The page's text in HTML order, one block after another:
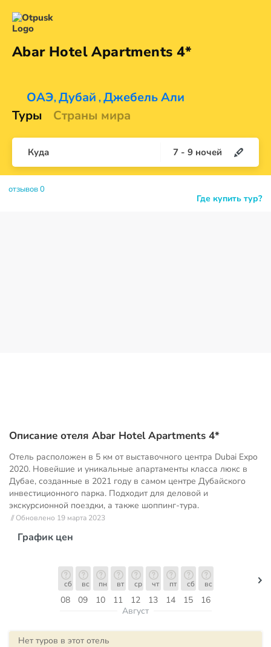
Abar HotelApartments 4*
ОАЭ, Дубай , Джебель Али
Туры
Страны мира
Куда 7 - 9 ночей
Где купить тур?
отзывов 0
Описание отеля Abar Hotel Apartments 4*
Отель расположен в 5 км от выставочного центра Dubai Expo
2020. Новейшие и уникальные апартаменты класса люкс в
Дубае, созданные в 2021 году в самом центре Дубайского
инвестиционного парка. Подходит для деловой и
экскурсионной поездки, а также шоппинг-тура.
// Обновлено 19 марта 2023
График цен
08
сб
09
вс
10
пн
11
вт
12
ср
13
чт
14
пт
15
сб
16
вс
Август
Нет туров в этот отель